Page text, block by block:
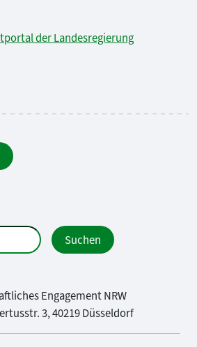
der Landesregierung
Engagement NRW
3, 40219 Düsseldorf